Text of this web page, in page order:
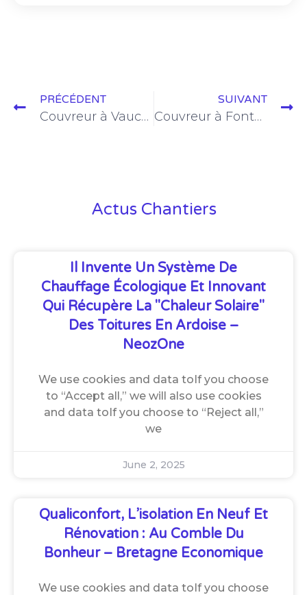
PRÉCÉDENT
Couvreur à Vaucresson | Couvreur Versailles (78000)
SUIVANT
Couvreur à Fontenay-le-Fleury | Couvreur Versailles (78000)
Actus Chantiers
Il Invente Un Système De
Chauffage Écologique Et Innovant
Qui Récupère La "chaleur Solaire"
Des Toitures En Ardoise –
NeozOne
We use cookies and data toIf you choose
to “Accept all,” we will also use cookies
and data toIf you choose to “Reject all,”
we
June 2, 2025
Qualiconfort, L’isolation En Neuf Et
Rénovation : Au Comble Du
Bonheur – Bretagne Economique
We use cookies and data toIf you choose